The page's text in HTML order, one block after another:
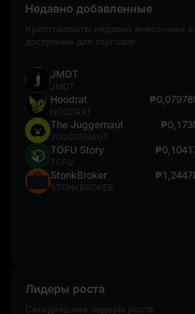
Недавно добавленные
Криптовалюты недавно внесенные в
доступные для торговли
JMDT
JMDT
Hoodrat
HOODRAT
The Juggernaut
JUGGERNAUT
TOFU Story
TOFU
StonkBroker
STONKBROKER
Лидеры роста
Сегодняшние лидеры роста